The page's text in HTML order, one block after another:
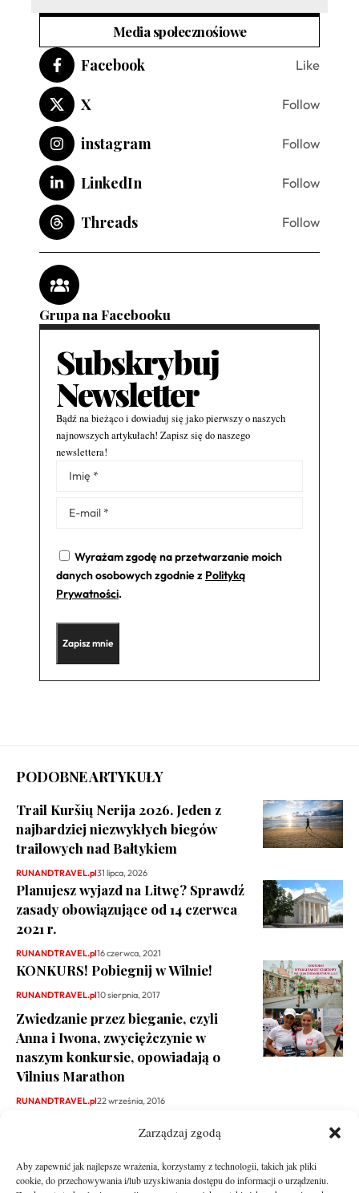
Zarządzaj zgodą
Aby zapewnić jak najlepsze wrażenia, korzystamy z technologii, takich jak pliki
cookie, do przechowywania i/lub uzyskiwania dostępu do informacji o urządzeniu.
Media społecznośiowe
Facebook Like
X Follow
instagram Follow
LinkedIn Follow
Threads Follow
Grupa na Facebooku
Subskrybuj
Newsletter
Bądź na bieżąco i dowiaduj się jako pierwszy o naszych
najnowszych artykułach! Zapisz się do naszego
newslettera!
Wyrażam zgodę na przetwarzanie moich
danych osobowych zgodnie z Polityką
Prywatności.
Alternative:
PODOBNE ARTYKUŁY
Trail Kuršių Nerija 2026. Jeden z
najbardziej niezwykłych biegów
trailowych nad Bałtykiem
RUNANDTRAVEL.pl31 lipca, 2026
Planujesz wyjazd na Litwę? Sprawdź
zasady obowiązujące od 14 czerwca
2021 r.
RUNANDTRAVEL.pl16 czerwca, 2021
KONKURS! Pobiegnij w Wilnie!
RUNANDTRAVEL.pl10 sierpnia, 2017
Zwiedzanie przez bieganie, czyli
Anna i Iwona, zwyciężczynie w
naszym konkursie, opowiadają o
Vilnius Marathon
RUNANDTRAVEL.pl22 września, 2016